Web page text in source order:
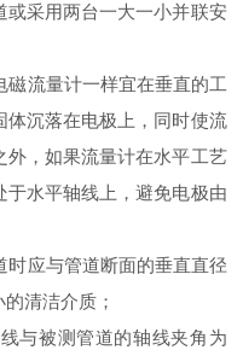
采用两台一大一小并联安
磁流量计一样宜在垂直的工
体沉落在电极上，同时使流
外，如果流量计在水平工艺
水平轴线上，避免电极由
；
时应与管道断面的垂直直径
的清洁介质；
与被测管道的轴线夹角为